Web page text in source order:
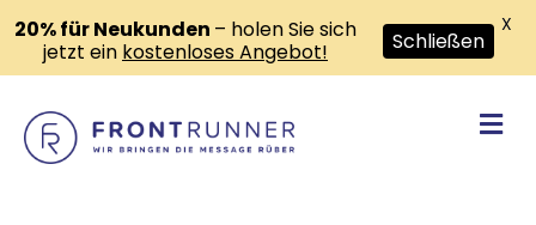
20% für Neukunden – holen Sie sich
jetzt ein kostenloses Angebot! Schließen
X